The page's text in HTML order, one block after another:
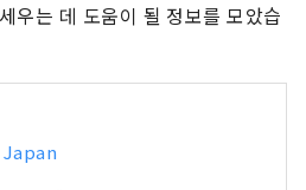
우는 데 도움이 될 정보를 모았습